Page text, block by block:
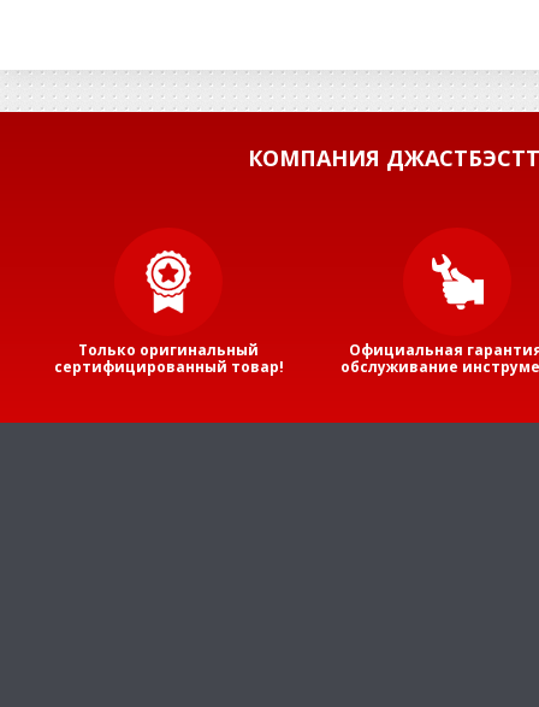
КОМПАНИЯ
Только оригинальный
сертифицированный товар!
Официальная
обслуживание